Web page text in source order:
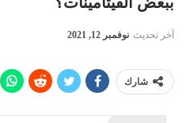
آخر تحديث نوفمبر 12, 2021
شارك